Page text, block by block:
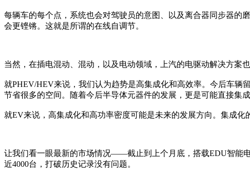
每辆车的每个点，系统也会对驾驶员的意图、以及离合器同步器的
会更铿锵。这就是所谓的在线自调节。
当然，在插电混动、混动，以及电动领域，上汽的电驱动解决方案
就PHEV/HEV来说，我们认为趋势是高集成化和高效率。今后车
节省很多的空间。随着今后半导体元器件的发展，更是可能直接集
就EV来说，高集成化和高功率密度可能是未来的发展方向。集成
让我们看一眼最新的市场情况——截止到上个月底，搭载EDU智能
近4000台，打破历史记录没有问题。